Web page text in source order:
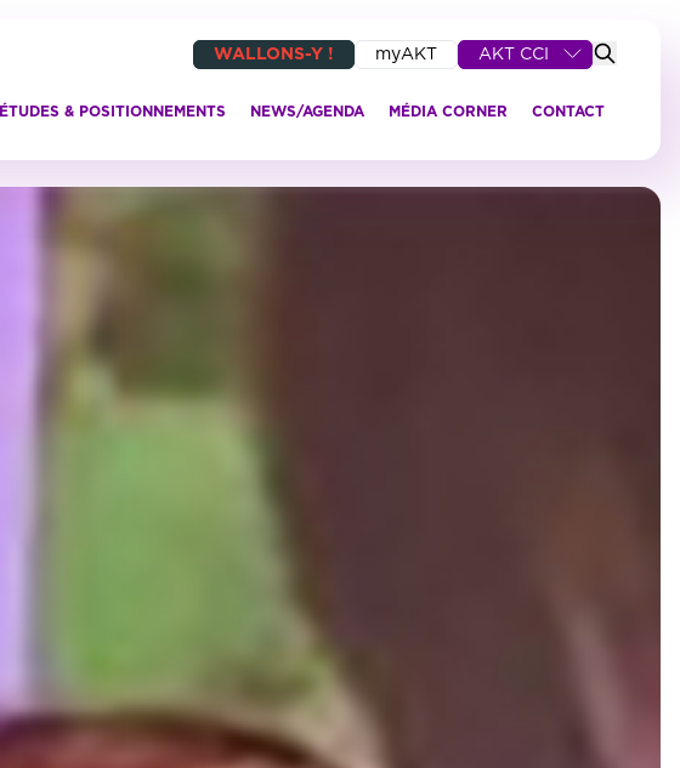
WALLONS-Y ! myAKT AKT CCI
ÉTUDES & POSITIONNEMENTS NEWS/AGENDA MÉDIA CORNER CONTACT